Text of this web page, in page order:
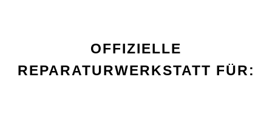
OFFIZIELLE
REPARATURWERKSTATT FÜR: